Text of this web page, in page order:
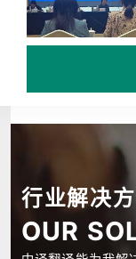
行业解决
OUR